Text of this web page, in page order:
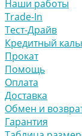
Наши работы
Trade-In
Тест-Драйв
Кредитный
Прокат
Помощь
Оплата
Доставка
Обмен и
Гарантия